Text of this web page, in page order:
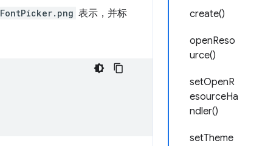
create()
openReso
urce()
setOpenR
esourceHa
ndler()
setTheme
FontPicker.png 表示，并标